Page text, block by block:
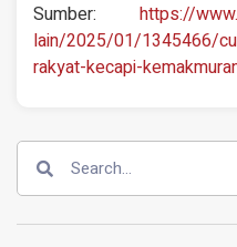
Sumber: https://
lain/2025/01/1345466/
rakyat-kecapi-